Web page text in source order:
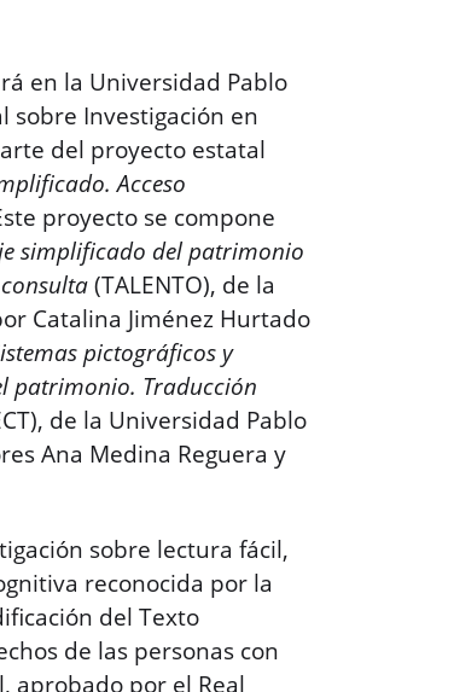
en la Universidad Pablo
sobre Investigación en
del proyecto estatal
Acceso
proyecto se compone
simplificado del patrimonio
(TALENTO), de la
Catalina Jiménez Hurtado
pictográficos y
patrimonio. Traducción
de la Universidad Pablo
Ana Medina Reguera y
sobre lectura fácil,
reconocida por la
del Texto
de las personas con
aprobado por el Real